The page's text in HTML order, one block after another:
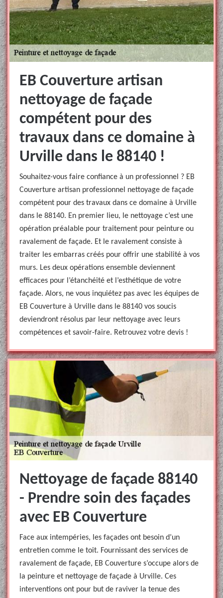
EB Couverture artisan
nettoyage de façade
compétent pour des
travaux dans ce domaine à
Urville dans le 88140 !
Souhaitez-vous faire confiance à un professionnel ? EB
Couverture artisan professionnel nettoyage de façade
compétent pour des travaux dans ce domaine à Urville
dans le 88140. En premier lieu, le nettoyage c’est une
opération préalable pour traitement pour peinture ou
ravalement de façade. Et le ravalement consiste à
traiter les embarras créés pour offrir une stabilité à vos
murs. Les deux opérations ensemble deviennent
efficaces pour l’étanchéité et l’esthétique de votre
façade. Alors, ne vous inquiétez pas avec les équipes de
EB Couverture à Urville dans le 88140 vos soucis
deviendront résolus par leur nettoyage avec leurs
compétences et savoir-faire. Retrouvez votre devis !
Nettoyage de façade 88140
- Prendre soin des façades
avec EB Couverture
Face aux intempéries, les façades ont besoin d’un
entretien comme le toit. Fournissant des services de
ravalement de façade, EB Couverture s’occupe alors de
la peinture et nettoyage de façade à Urville. Ces
interventions ont pour but de raviver la tenue des